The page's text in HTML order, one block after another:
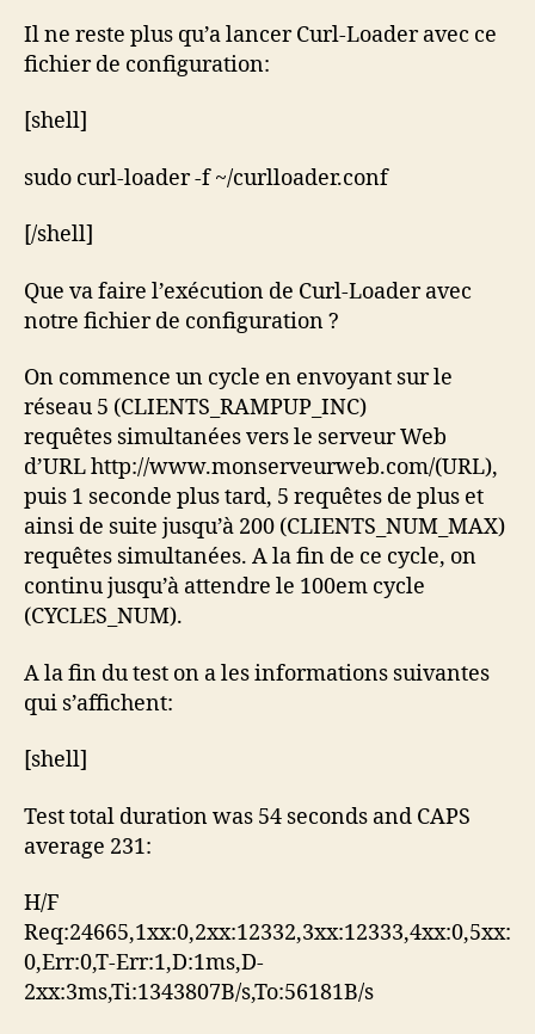
Il ne reste plus qu’a lancer Curl-Loader avec ce
fichier de configuration:
[shell]
sudo curl-loader -f ~/curlloader.conf
[/shell]
Que va faire l’exécution de Curl-Loader avec
notre fichier de configuration ?
On commence un cycle en envoyant sur le
réseau 5 (CLIENTS_RAMPUP_INC)
requêtes simultanées vers le serveur Web
d’URL http://www.monserveurweb.com/(URL),
puis 1 seconde plus tard, 5 requêtes de plus et
ainsi de suite jusqu’à 200 (CLIENTS_NUM_MAX)
requêtes simultanées. A la fin de ce cycle, on
continu jusqu’à attendre le 100em cycle
(CYCLES_NUM).
A la fin du test on a les informations suivantes
qui s’affichent:
[shell]
Test total duration was 54 seconds and CAPS
average 231:
H/F
Req:24665,1xx:0,2xx:12332,3xx:12333,4xx:0,5xx:
0,Err:0,T-Err:1,D:1ms,D-
2xx:3ms,Ti:1343807B/s,To:56181B/s